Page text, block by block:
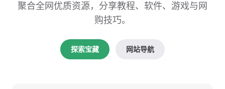
聚合全网优质资源，分享教程、软件、游戏与网
购技巧。
探索宝藏 网站导航